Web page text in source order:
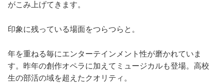
がこみ上げてきます。
印象に残っている場面をつらつらと。
年を重ねる毎にエンターテインメント性が磨かれていま
す。昨年の創作オペラに加えてミュージカルも登場。高校
生の部活の域を超えたクオリティ。